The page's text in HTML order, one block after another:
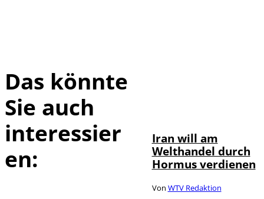
Das könnte
Sie auch
interessier
en:
Iran will am
Welthandel durch
Hormus verdienen
Von WTV Redaktion